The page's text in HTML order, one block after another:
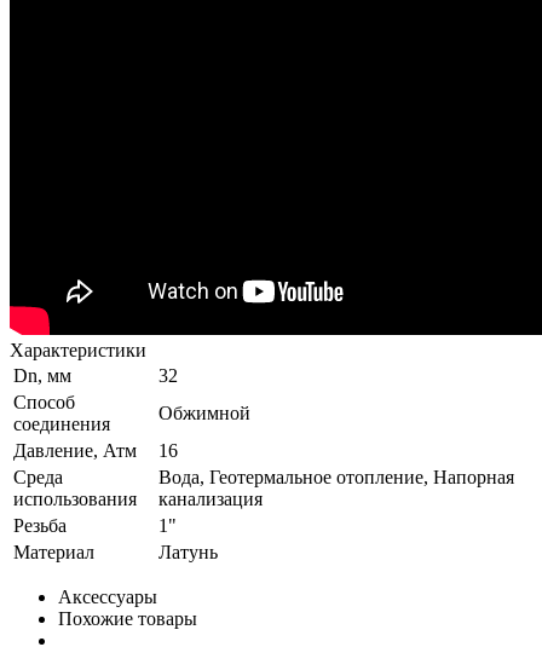
Характеристики
Dn, мм
32
Способ
соединения
Обжимной
Давление, Атм
16
Среда
использования
Вода, Геотермальное отопление, Напорная
канализация
Резьба
1"
Материал
Латунь
Аксессуары
Похожие товары